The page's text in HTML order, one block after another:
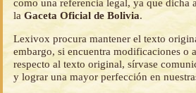
laGaceta Oficial de Bolivia.
Lexivox procura mantener el texto
embargo, si encuentra modificaciones o
respecto al texto original, sírvase
y lograr una mayor perfección en